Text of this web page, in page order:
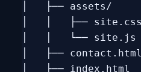
│   ├── assets/
│   │   ├── site.css
│   │   └── site.js
│   ├── contact.html
│   ├── index.html